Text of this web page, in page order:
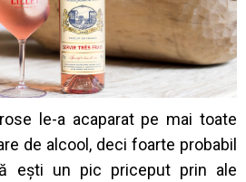
le-a acaparat pe mai toate
de alcool, deci foarte probabil
ești un pic priceput prin ale